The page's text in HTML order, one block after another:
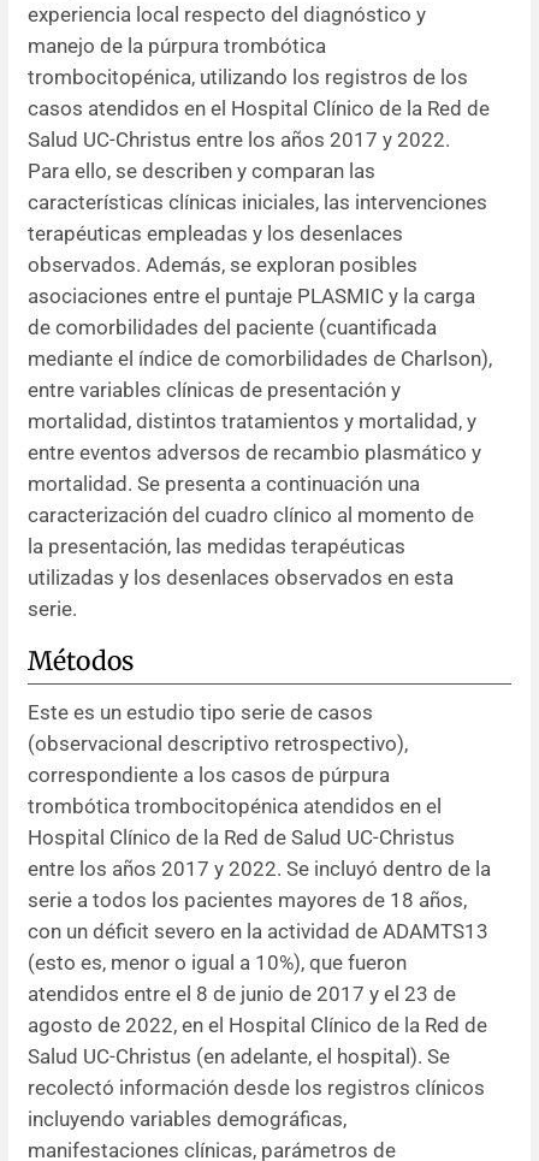
experiencia local respecto del diagnóstico y
manejo de la púrpura trombótica
trombocitopénica, utilizando los registros de los
casos atendidos en el Hospital Clínico de la Red de
Salud UC-Christus entre los años 2017 y 2022.
Para ello, se describen y comparan las
características clínicas iniciales, las intervenciones
terapéuticas empleadas y los desenlaces
observados. Además, se exploran posibles
asociaciones entre el puntaje PLASMIC y la carga
de comorbilidades del paciente (cuantificada
mediante el índice de comorbilidades de Charlson),
entre variables clínicas de presentación y
mortalidad, distintos tratamientos y mortalidad, y
entre eventos adversos de recambio plasmático y
mortalidad. Se presenta a continuación una
caracterización del cuadro clínico al momento de
la presentación, las medidas terapéuticas
utilizadas y los desenlaces observados en esta
serie.
Métodos
Este es un estudio tipo serie de casos
(observacional descriptivo retrospectivo),
correspondiente a los casos de púrpura
trombótica trombocitopénica atendidos en el
Hospital Clínico de la Red de Salud UC-Christus
entre los años 2017 y 2022. Se incluyó dentro de la
serie a todos los pacientes mayores de 18 años,
con un déficit severo en la actividad de ADAMTS13
(esto es, menor o igual a 10%), que fueron
atendidos entre el 8 de junio de 2017 y el 23 de
agosto de 2022, en el Hospital Clínico de la Red de
Salud UC-Christus (en adelante, el hospital). Se
recolectó información desde los registros clínicos
incluyendo variables demográficas,
manifestaciones clínicas, parámetros de